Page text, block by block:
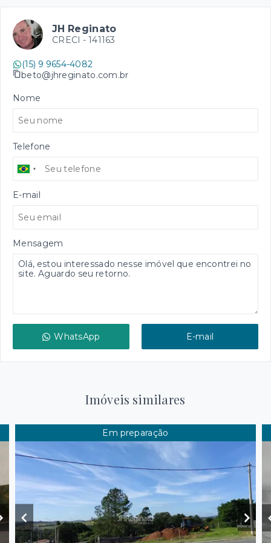
JH Reginato
CRECI - 141163
(15) 9 9654-4082
beto@jhreginato.com.br
Nome
Telefone
E-mail
Mensagem
WhatsApp E-mail
Imóveis similares
Em preparação